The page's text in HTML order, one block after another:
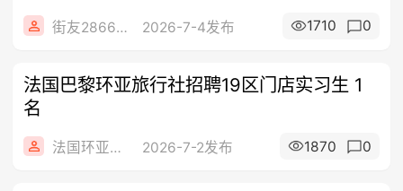
街友28667179 2026-7-4发布 1710 0
法国巴黎环亚旅行社招聘19区门店实习生 1
名
法国环亚旅游 2026-7-2发布 1870 0